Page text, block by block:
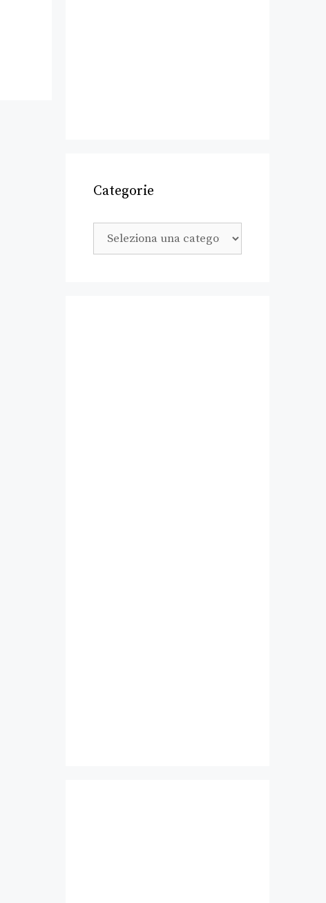
Categorie